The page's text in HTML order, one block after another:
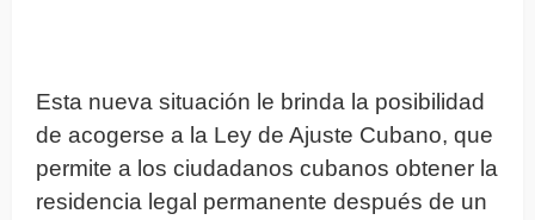
Esta nueva situación le brinda la posibilidad
de acogerse a la Ley de Ajuste Cubano, que
permite a los ciudadanos cubanos obtener la
residencia legal permanente después de un